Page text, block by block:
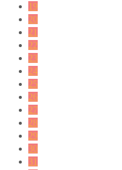
19
20
21
22
23
24
25
26
27
28
29
30
31